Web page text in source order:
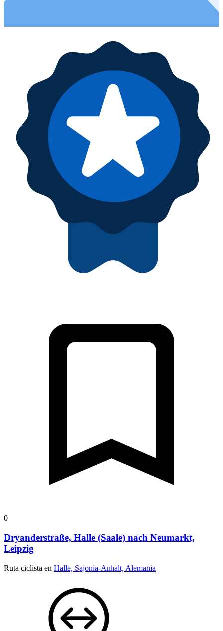
0
Dryanderstraße, Halle (Saale) nach Neumarkt,
Leipzig
Ruta ciclista en Halle, Sajonia-Anhalt, Alemania